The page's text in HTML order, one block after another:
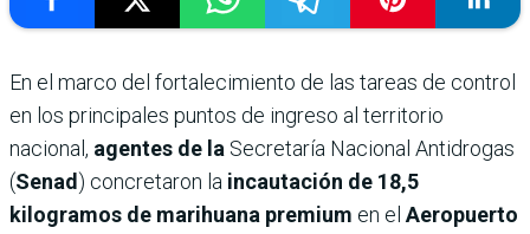
En el marco del fortalecimiento de las tareas de control
en los principales puntos de ingreso al territorio
nacional, agentes de la Secretaría Nacional Antidrogas
(Senad ) concretaron la incautación de 18,5
kilogramos de marihuana premium en el Aeropuerto